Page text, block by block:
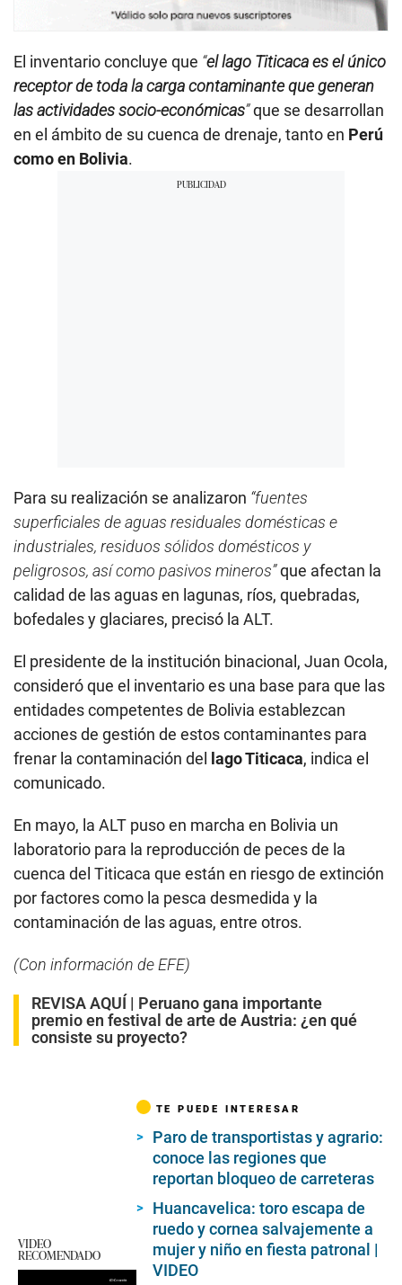
El inventario concluye que “el lago Titicaca es el único
receptor de toda la carga contaminante que generan
las actividades socio-económicas”que se desarrollan
en el ámbito de su cuenca de drenaje, tanto en Perú
como en Bolivia.
Para su realización se analizaron “fuentes
superficiales de aguas residuales domésticas e
industriales, residuos sólidos domésticos y
peligrosos, así como pasivos mineros”que afectan la
calidad de las aguas en lagunas, ríos, quebradas,
bofedales y glaciares, precisó la ALT.
El presidente de la institución binacional, Juan Ocola,
consideró que el inventario es una base para que las
entidades competentes de Bolivia establezcan
acciones de gestión de estos contaminantes para
frenar la contaminación del lago Titicaca, indica el
comunicado.
En mayo, la ALT puso en marcha en Bolivia un
laboratorio para la reproducción de peces de la
cuenca del Titicaca que están en riesgo de extinción
por factores como la pesca desmedida y la
contaminación de las aguas, entre otros.
(Con información de EFE)
REVISA AQUÍ | Peruano gana importante
premio en festival de arte de Austria: ¿en qué
consiste su proyecto?
VIDEO
RECOMENDADO
TE PUEDE INTERESAR
Paro de transportistas y agrario:
conoce las regiones que
reportan bloqueo de carreteras
Huancavelica: toro escapa de
ruedo y cornea salvajemente a
mujer y niño en fiesta patronal |
VIDEO